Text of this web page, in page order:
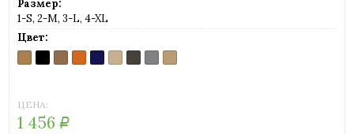
Размер:
1-S, 2-M, 3-L, 4-XL
Цвет:
AMBRE
(загар)
BLACKDORE
(загар)
MOKA
(шоколад)
MUSIC
(синий)
NUDE
(телесный)
SINGAPOUR
(серо-
SMOKE
(серый)
SUN
(светло-
ЦЕНА:
1 456 Р